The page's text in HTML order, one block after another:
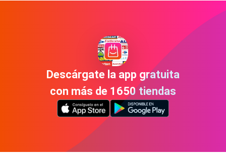
Descárgate la app gratuita
con más de 1650 tiendas